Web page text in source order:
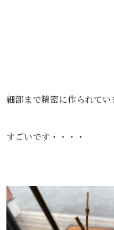
細部まで精密に作られてい
すごいです・・・・